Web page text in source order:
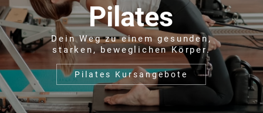
Pilates
Dein Weg zu einem gesunden,
starken, beweglichen Körper.
Pilates Kursangebote